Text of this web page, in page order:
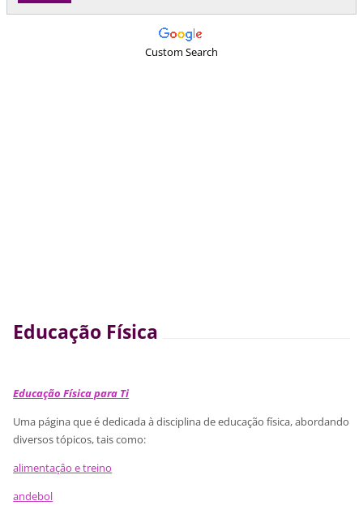
Custom Search
Educação Física
Educação Física para Ti
Uma página que é dedicada à disciplina de educação física, abordando
diversos tópicos, tais como:
alimentaçâo e treino
andebol